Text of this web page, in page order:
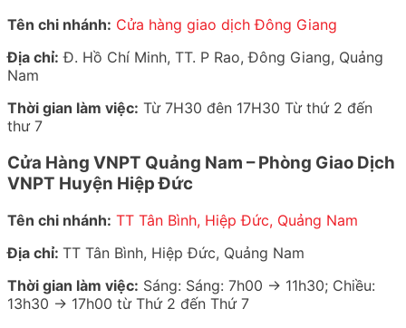
Tên chi nhánh: Cửa hàng giao dịch Đông Giang
Địa chỉ: Đ. Hồ Chí Minh, TT. P Rao, Đông Giang, Quảng
Nam
Thời gian làm việc: Từ 7H30 đên 17H30 Từ thứ 2 đến
thư 7
Cửa Hàng VNPT Quảng Nam – Phòng Giao Dịch
VNPT Huyện Hiệp Đức
Tên chi nhánh: TT Tân Bình, Hiệp Đức, Quảng Nam
Địa chỉ: TT Tân Bình, Hiệp Đức, Quảng Nam
Thời gian làm việc: Sáng: Sáng: 7h00 -> 11h30; Chiều:
13h30 -> 17h00 từ Thứ 2 đến Thứ 7